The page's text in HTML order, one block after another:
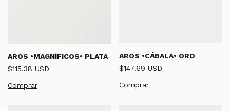
AROS •MAGNÍFICOS• PLATA
$115.38 USD
AROS •CÁBALA• ORO
$147.69 USD